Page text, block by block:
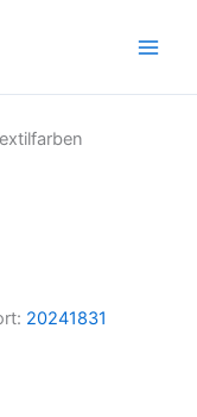
20241831